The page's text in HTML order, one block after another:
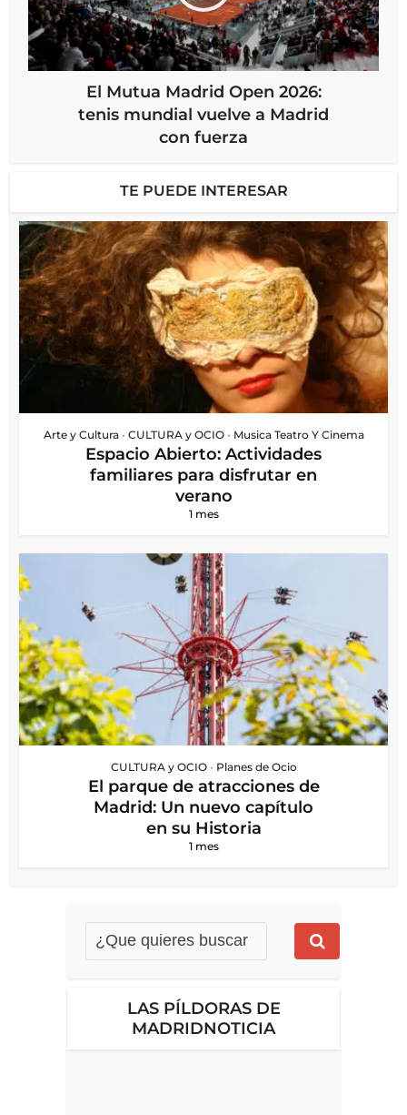
El Mutua Madrid Open 2026:
tenis mundial vuelve a Madrid
con fuerza
TE PUEDE INTERESAR
Arte y Cultura • CULTURA y OCIO • Musica Teatro Y Cinema
Espacio Abierto: Actividades
familiares para disfrutar en
verano
1 mes
CULTURA y OCIO • Planes de Ocio
El parque de atracciones de
Madrid: Un nuevo capítulo
en su Historia
1 mes
LAS PÍLDORAS DE
MADRIDNOTICIA